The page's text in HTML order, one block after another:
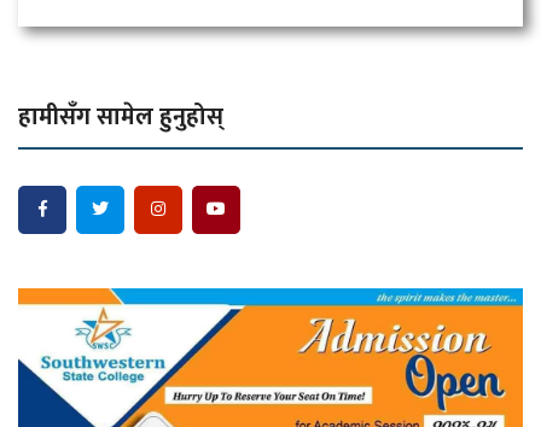
हामीसँग सामेल हुनुहोस्